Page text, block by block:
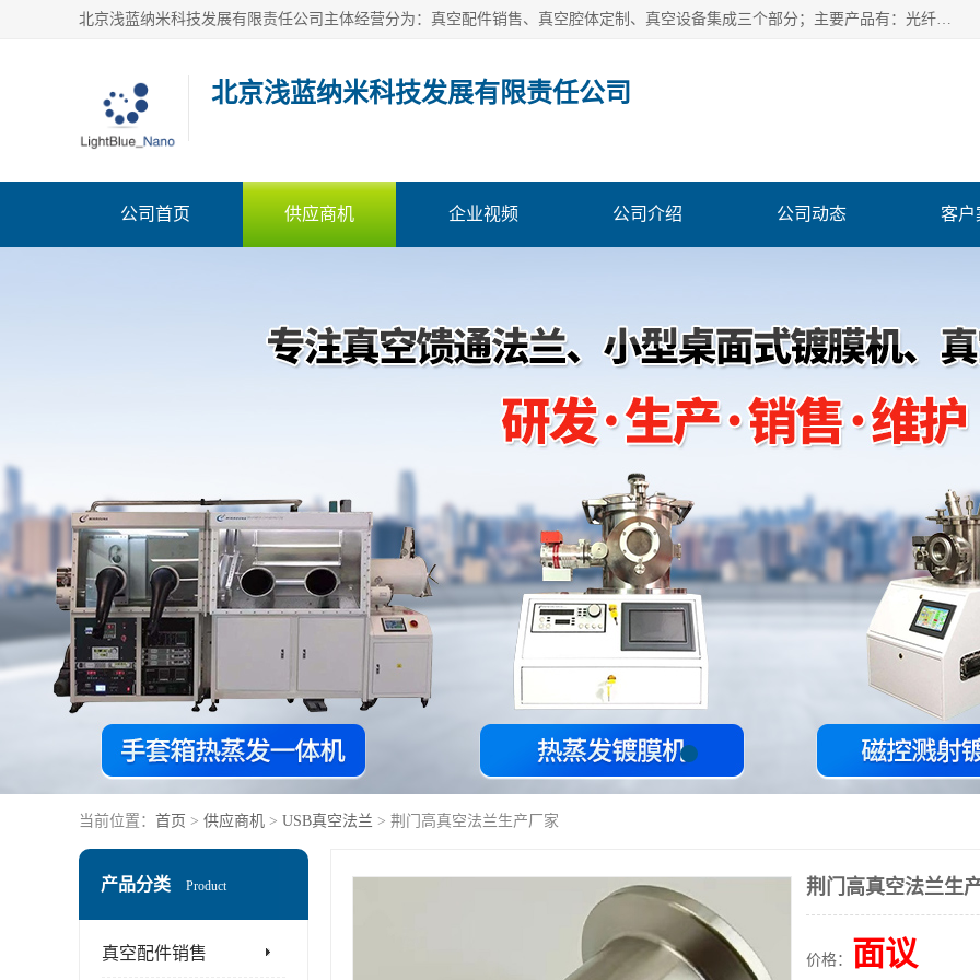
北京浅蓝纳米科技发展有限责任公司主体经营分为：真空配件销售、真空腔体定制、真空设备集成三个部分；主要产品有：光纤真空馈通法兰、光纤真空法兰、光纤法兰、低损耗光纤真空法兰；源瓶、ALD源瓶、MO源瓶、CVD源瓶、50ml源瓶现货、隔膜阀、波纹管密封阀；真空航插电极法兰、电极法兰、真空法兰、信号法兰、陶封电极法兰、D型真空电极；真空腔体定制、磁控溅射、热蒸发镀膜机、PE-CVD、ALD；
北京浅蓝纳米科技发展有限责任公司
公司首页 供应商机 企业视频 公司介绍 公司动态 客户
当前位置： 首页 > 供应商机 > USB真空法兰 > 荆门高真空法兰生产厂家
产品分类 Product
真空配件销售
荆门高真空法兰生
价格： 面议